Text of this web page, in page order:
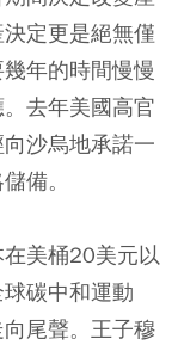
定更是絕無僅
年的時間慢慢
去年美國高官
沙烏地承諾一
備。
美桶20美元以
碳中和運動
尾聲。王子穆